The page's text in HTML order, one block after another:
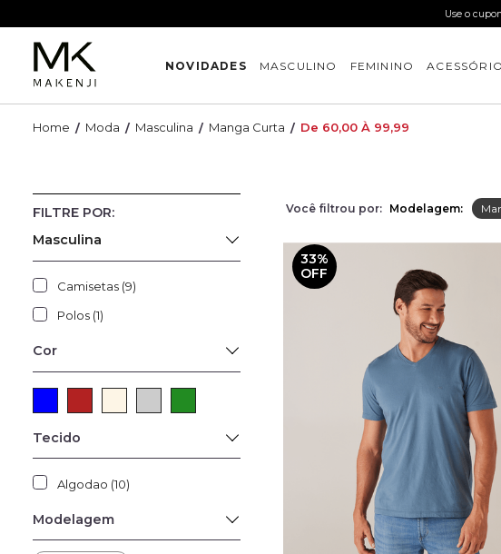
Use o cupom
NOVIDADES MASCULINO FEMININO
Moda Masculina Manga Curta De 60,00 À 99,99
Masculina
Camisetas (9)
Polos (1)
Cor
Tecido
Algodao (10)
Modelagem
Você filtrou por: Modelagem:
33%
OFF